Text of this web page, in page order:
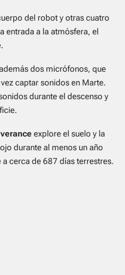
del robot y otras cuatro
entrada a la atmósfera, el
dos micrófonos, que
captar sonidos en Marte.
durante el descenso y
explore el suelo y la
durante al menos un año
cerca de 687 días terrestres.